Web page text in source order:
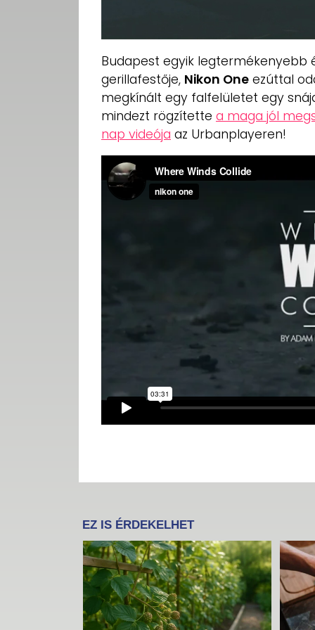
Budapest egyik legtermékenyebb
gerillafestője, Nikon One ezúttal
megkínált egy falfelületet egy
mindezt rögzítette a maga jól
nap videója az Urbanplayeren!